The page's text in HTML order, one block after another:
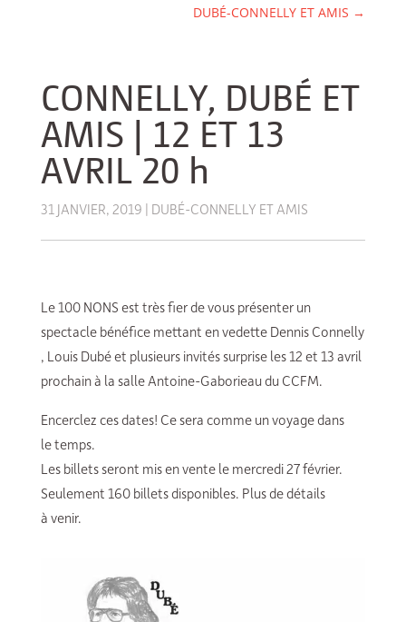
DUBÉ-CONNELLY ET AMIS →
CONNELLY, DUBÉ ET
AMIS | 12 ET 13
AVRIL 20 h
31 JANVIER, 2019 | DUBÉ-CONNELLY ET AMIS
Le 100 NONS est très fier de vous présenter un
spectacle bénéfice mettant en vedette Dennis Connelly
, Louis Dubé et plusieurs invités surprise les 12 et 13 avril
prochain à la salle Antoine-Gaborieau du CCFM.
Encerclez ces dates! Ce sera comme un voyage dans
le temps.
Les billets seront mis en vente le mercredi 27 février.
Seulement 160 billets disponibles. Plus de détails
à venir.